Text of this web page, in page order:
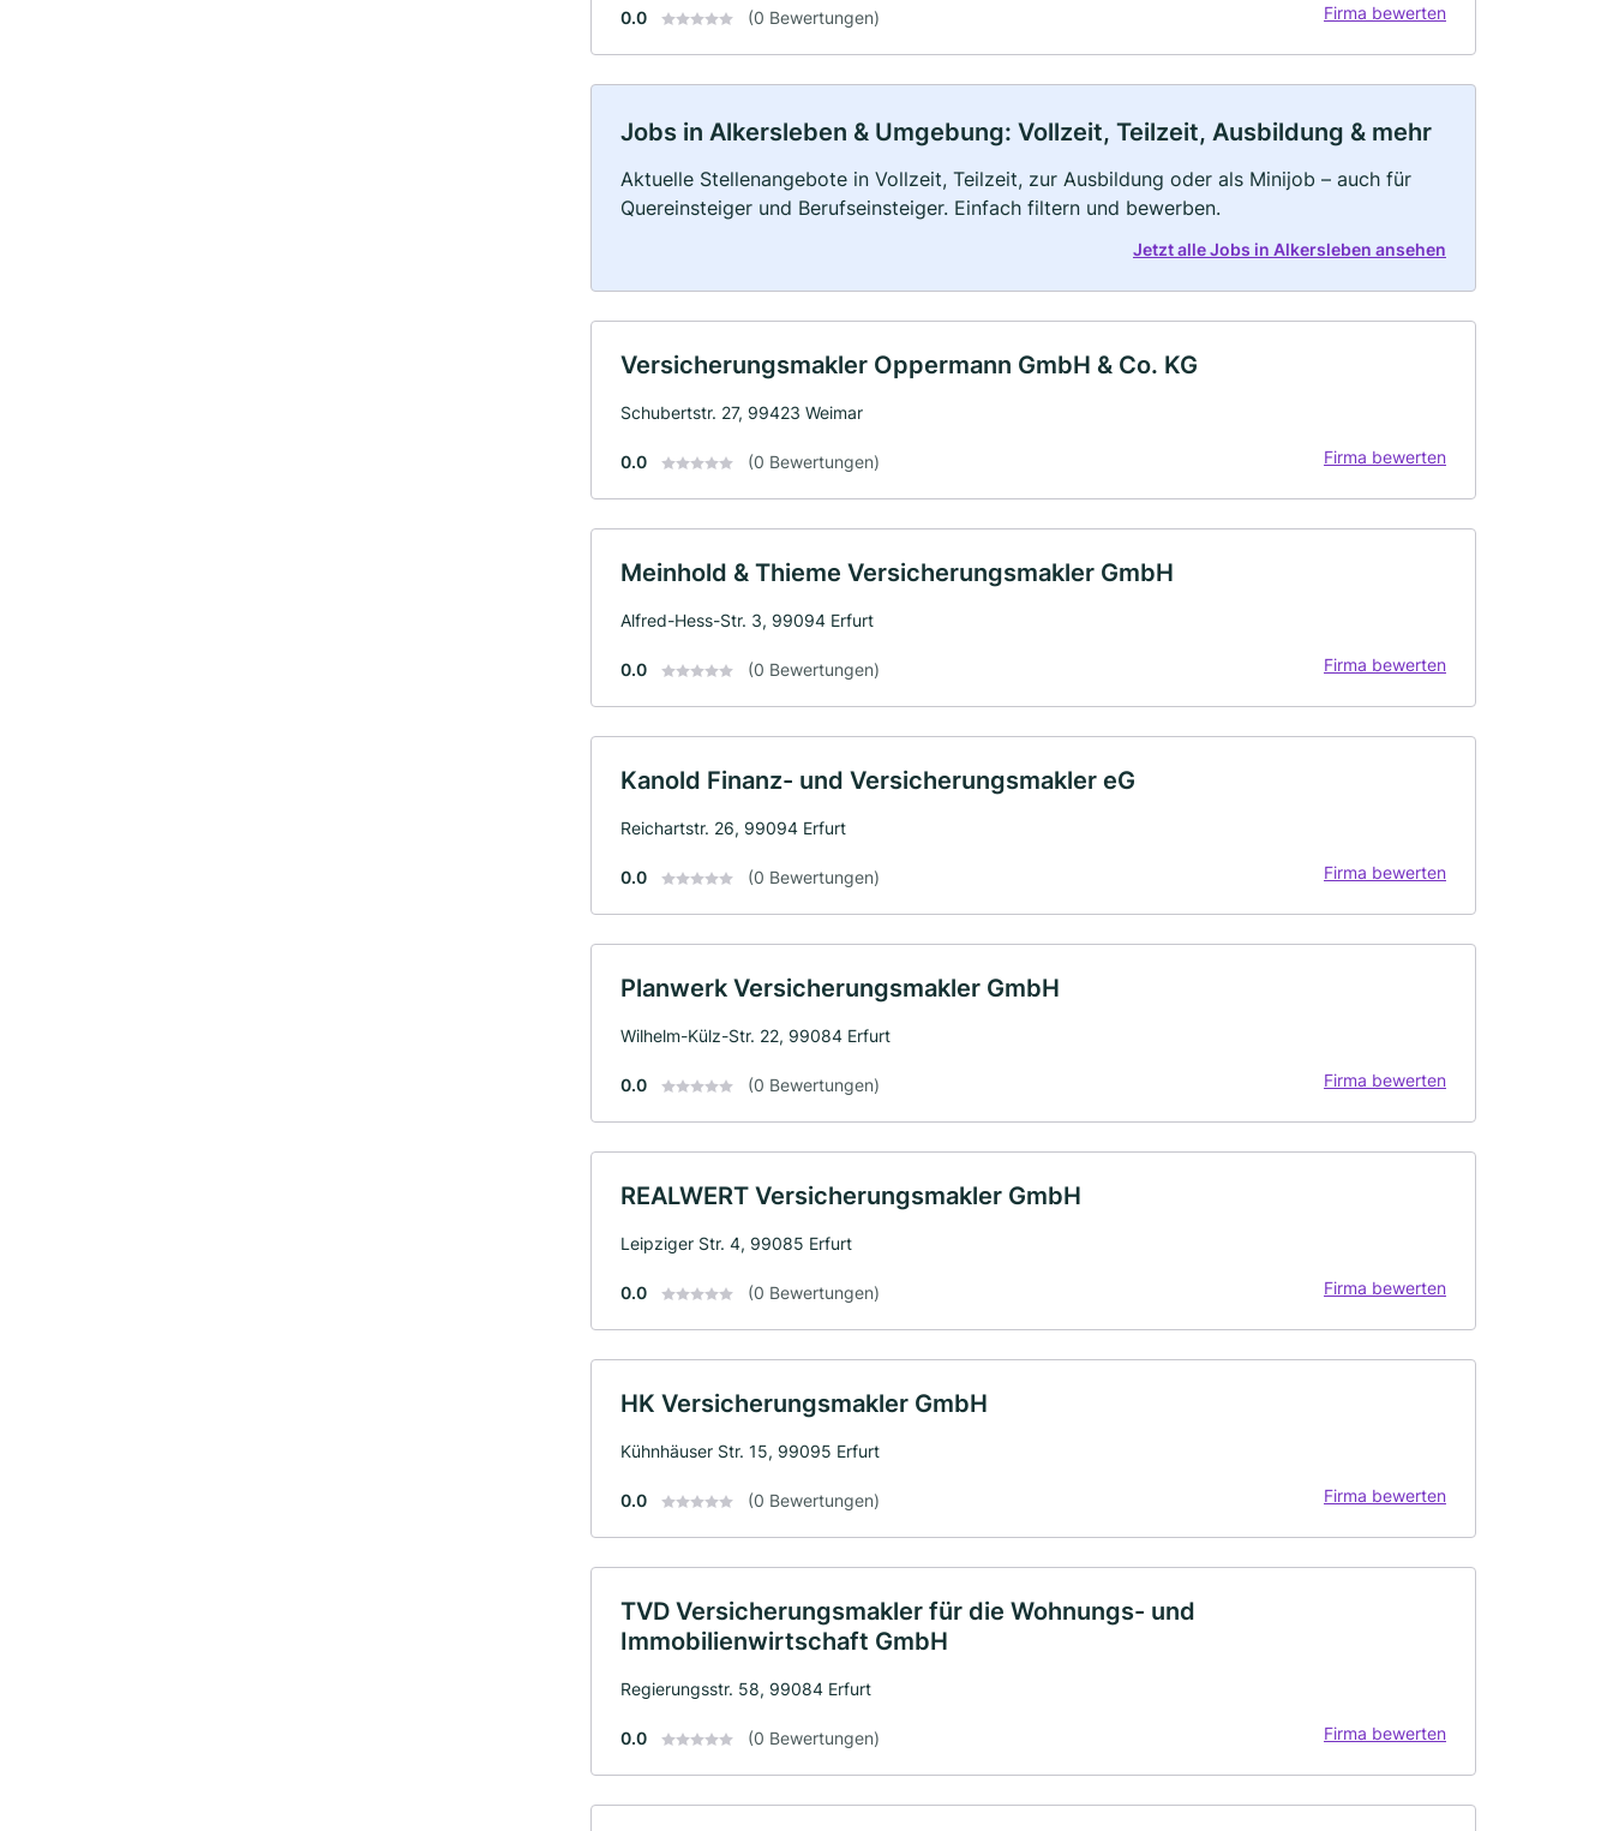
0.0 (0 Bewertungen) Firma bewerten
Jobs in Alkersleben & Umgebung: Vollzeit, Teilzeit, Ausbildung & mehr
Aktuelle Stellenangebote in Vollzeit, Teilzeit, zur Ausbildung oder als Minijob – auch für
Quereinsteiger und Berufseinsteiger. Einfach filtern und bewerben.
Jetzt alle Jobs in Alkersleben ansehen
Versicherungsmakler Oppermann GmbH & Co. KG
Schubertstr. 27, 99423 Weimar
0.0 (0 Bewertungen) Firma bewerten
Meinhold & Thieme Versicherungsmakler GmbH
Alfred-Hess-Str. 3, 99094 Erfurt
0.0 (0 Bewertungen) Firma bewerten
Kanold Finanz- und Versicherungsmakler eG
Reichartstr. 26, 99094 Erfurt
0.0 (0 Bewertungen) Firma bewerten
Planwerk Versicherungsmakler GmbH
Wilhelm-Külz-Str. 22, 99084 Erfurt
0.0 (0 Bewertungen) Firma bewerten
REALWERT Versicherungsmakler GmbH
Leipziger Str. 4, 99085 Erfurt
0.0 (0 Bewertungen) Firma bewerten
HK Versicherungsmakler GmbH
Kühnhäuser Str. 15, 99095 Erfurt
0.0 (0 Bewertungen) Firma bewerten
TVD Versicherungsmakler für die Wohnungs- und
Immobilienwirtschaft GmbH
Regierungsstr. 58, 99084 Erfurt
0.0 (0 Bewertungen) Firma bewerten